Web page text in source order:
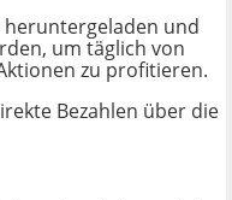
heruntergeladen und
um täglich von
zu profitieren.
Bezahlen über die